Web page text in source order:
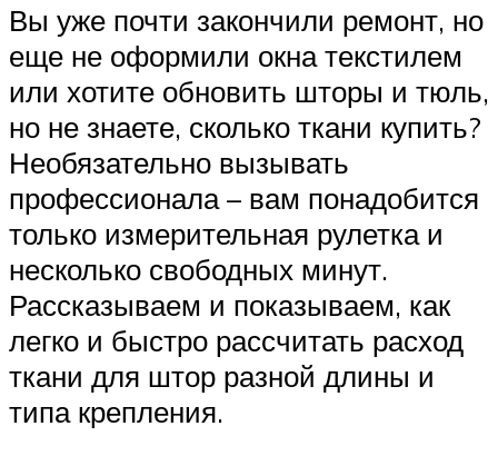
Вы уже почти закончили ремонт, но
еще не оформили окна текстилем
или хотите обновить шторы и тюль,
но не знаете, сколько ткани купить?
Необязательно вызывать
профессионала – вам понадобится
только измерительная рулетка и
несколько свободных минут.
Рассказываем и показываем, как
легко и быстро рассчитать расход
ткани для штор разной длины и
типа крепления.